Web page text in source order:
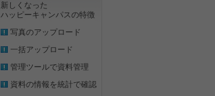
新しくなった
ハッピーキャンパスの特徴
写真のアップロード
一括アップロード
管理ツールで資料管理
資料の情報を統計で確認